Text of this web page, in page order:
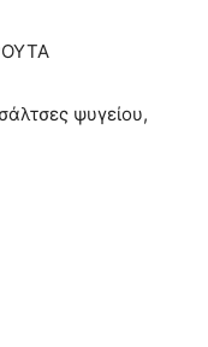
ψυγείου,